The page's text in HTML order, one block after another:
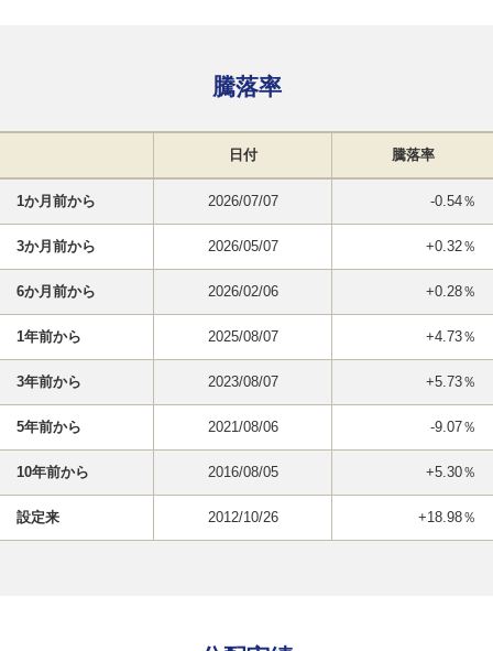
騰落率
日付 騰落率
1か月前から 2026/07/07 -0.54％
3か月前から 2026/05/07 +0.32％
6か月前から 2026/02/06 +0.28％
1年前から 2025/08/07 +4.73％
3年前から 2023/08/07 +5.73％
5年前から 2021/08/06 -9.07％
10年前から 2016/08/05 +5.30％
設定来 2012/10/26 +18.98％